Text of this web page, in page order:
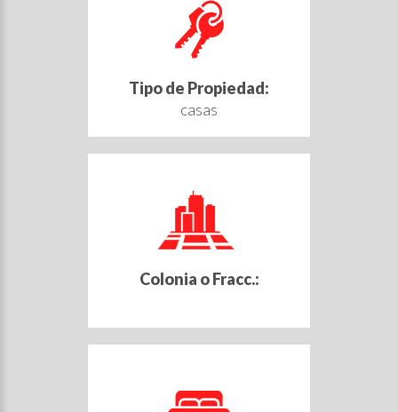
Tipo de Propiedad:
casas
Colonia o Fracc.: